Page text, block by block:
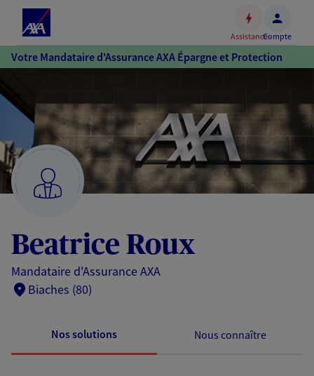
Accéder
au
Accéder
au
pied
de
page
AssistanceCompte
Votre Mandataire d'Assurance AXA Épargne et Protection
Beatrice Roux
Mandataire d'Assurance AXA
Biaches (80)
Nos solutions Nous connaître